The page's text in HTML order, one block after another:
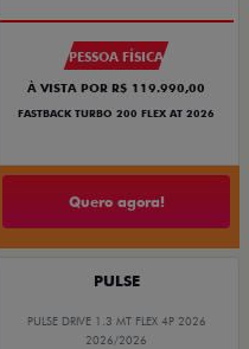
PESSOA FÍSICA
À VISTA POR R$ 119.990,00
FASTBACK TURBO 200 FLEX AT 2026
Quero agora!
PULSE
PULSE DRIVE 1.3 MT FLEX 4P 2026
2026/2026